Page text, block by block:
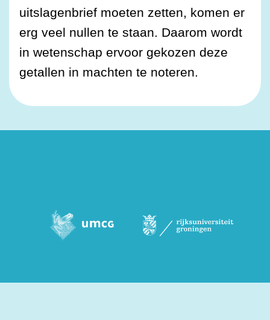
uitslagenbrief moeten zetten, komen er
erg veel nullen te staan. Daarom wordt
in wetenschap ervoor gekozen deze
getallen in machten te noteren.